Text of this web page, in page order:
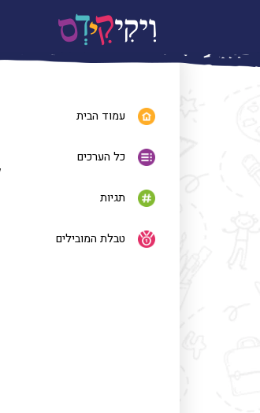
עמוד הבית
כל הערכים
תגיות
טבלת המובילים